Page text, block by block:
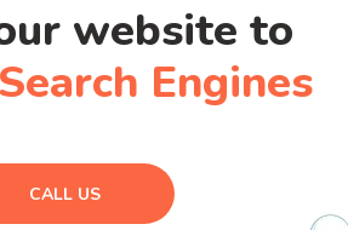
website to
Search Engines
CALL US